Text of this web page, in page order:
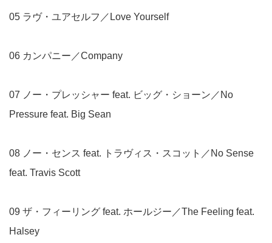
05 ラヴ・ユアセルフ／Love Yourself
06 カンパニー／Company
07 ノー・プレッシャー feat. ビッグ・ショーン／No
Pressure feat. Big Sean
08 ノー・センス feat. トラヴィス・スコット／No Sense
feat. Travis Scott
09 ザ・フィーリング feat. ホールジー／The Feeling feat.
Halsey